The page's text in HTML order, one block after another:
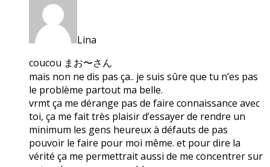
Lina
coucou まお〜さん
mais non ne dis pas ça.. je suis sûre que tu n’es pas
le problème partout ma belle.
vrmt ça me dérange pas de faire connaissance avec
toi, ça me fait très plaisir d’essayer de rendre un
minimum les gens heureux à défauts de pas
pouvoir le faire pour moi même. et pour dire la
vérité ça me permettrait aussi de me concentrer sur